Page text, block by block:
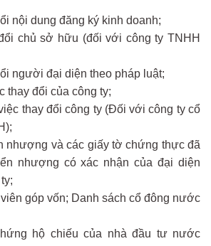
nội dung đăng ký kinh doanh;
chủ sở hữu (đối với công ty TNHH
người đại diện theo pháp luật;
thay đổi của công ty;
thay đổi công ty (Đối với công ty cổ
nhượng và các giấy tờ chứng thực đã
nhượng có xác nhận của đại diện
góp vốn; Danh sách cổ đông nước
hộ chiếu của nhà đầu tư nước